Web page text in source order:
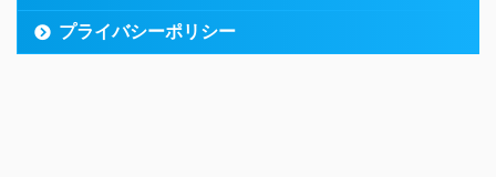
プライバシーポリシー